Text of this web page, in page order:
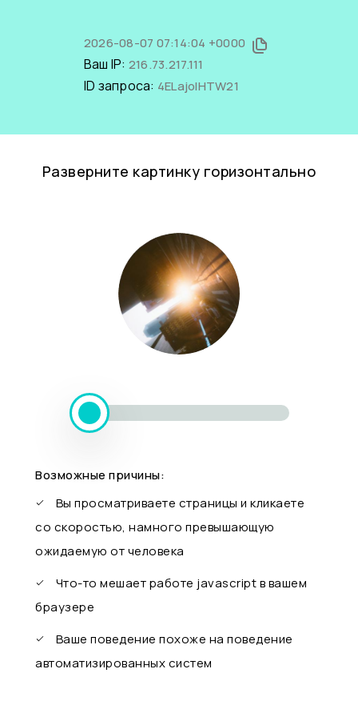
2026-08-07 07:14:04 +0000
Ваш IP: 216.73.217.111
ID запроса: 4ELajoIHTW21
Разверните картинку горизонтально
Возможные причины:
Вы просматриваете страницы и кликаете
со скоростью, намного превышающую
ожидаемую от человека
Что-то мешает работе javascript в вашем
браузере
Ваше поведение похоже на поведение
автоматизированных систем